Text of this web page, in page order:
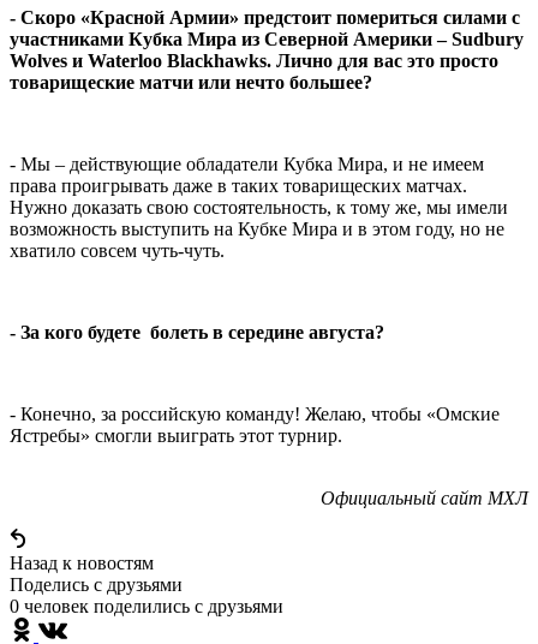
- Скоро «Красной Армии» предстоит помериться силами с
участниками Кубка Мира из Северной Америки – Sudbury
Wolves и Waterloo Blackhawks. Лично для вас это просто
товарищеские матчи или нечто большее?
- Мы – действующие обладатели Кубка Мира, и не имеем
права проигрывать даже в таких товарищеских матчах.
Нужно доказать свою состоятельность, к тому же, мы имели
возможность выступить на Кубке Мира и в этом году, но не
хватило совсем чуть-чуть.
- За кого будете болеть в середине августа?
- Конечно, за российскую команду! Желаю, чтобы «Омские
Ястребы» смогли выиграть этот турнир.
Официальный сайт МХЛ
Назад к новостям
Поделись c друзьями
0 человек поделились c друзьями